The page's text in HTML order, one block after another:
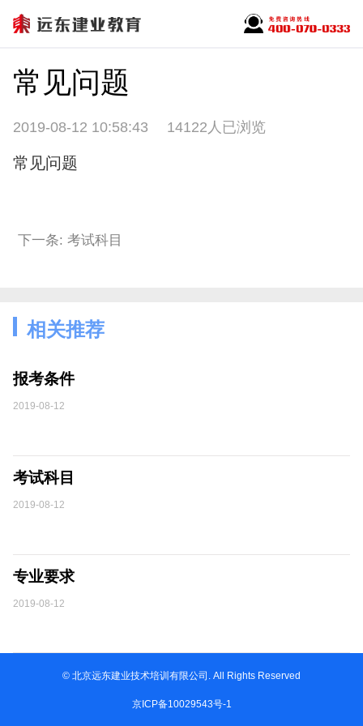
常见问题
2019-08-12 10:58:43 14122人已浏览
常见问题
下一条: 考试科目
相关推荐
报考条件
2019-08-12
考试科目
2019-08-12
专业要求
2019-08-12
© 北京远东建业技术培训有限公司. All Rights Reserved
京ICP备10029543号-1